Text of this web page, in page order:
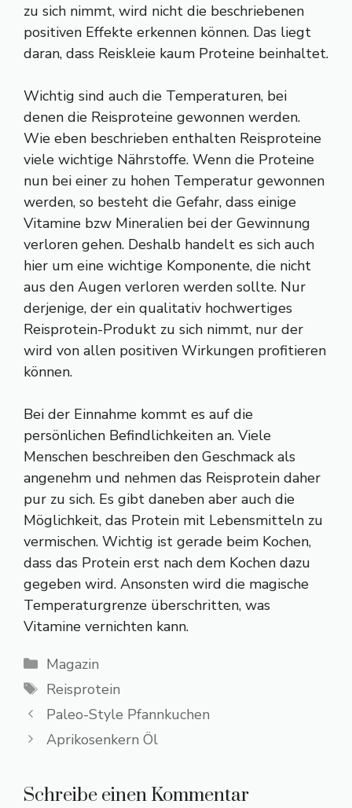
zu sich nimmt, wird nicht die beschriebenen
positiven Effekte erkennen können. Das liegt
daran, dass Reiskleie kaum Proteine beinhaltet.
Wichtig sind auch die Temperaturen, bei
denen die Reisproteine gewonnen werden.
Wie eben beschrieben enthalten Reisproteine
viele wichtige Nährstoffe. Wenn die Proteine
nun bei einer zu hohen Temperatur gewonnen
werden, so besteht die Gefahr, dass einige
Vitamine bzw Mineralien bei der Gewinnung
verloren gehen. Deshalb handelt es sich auch
hier um eine wichtige Komponente, die nicht
aus den Augen verloren werden sollte. Nur
derjenige, der ein qualitativ hochwertiges
Reisprotein-Produkt zu sich nimmt, nur der
wird von allen positiven Wirkungen profitieren
können.
Bei der Einnahme kommt es auf die
persönlichen Befindlichkeiten an. Viele
Menschen beschreiben den Geschmack als
angenehm und nehmen das Reisprotein daher
pur zu sich. Es gibt daneben aber auch die
Möglichkeit, das Protein mit Lebensmitteln zu
vermischen. Wichtig ist gerade beim Kochen,
dass das Protein erst nach dem Kochen dazu
gegeben wird. Ansonsten wird die magische
Temperaturgrenze überschritten, was
Vitamine vernichten kann.
Kategorien
Magazin
Schlagwörter
Reisprotein
Paleo-Style Pfannkuchen
Aprikosenkern Öl
Schreibe einen Kommentar